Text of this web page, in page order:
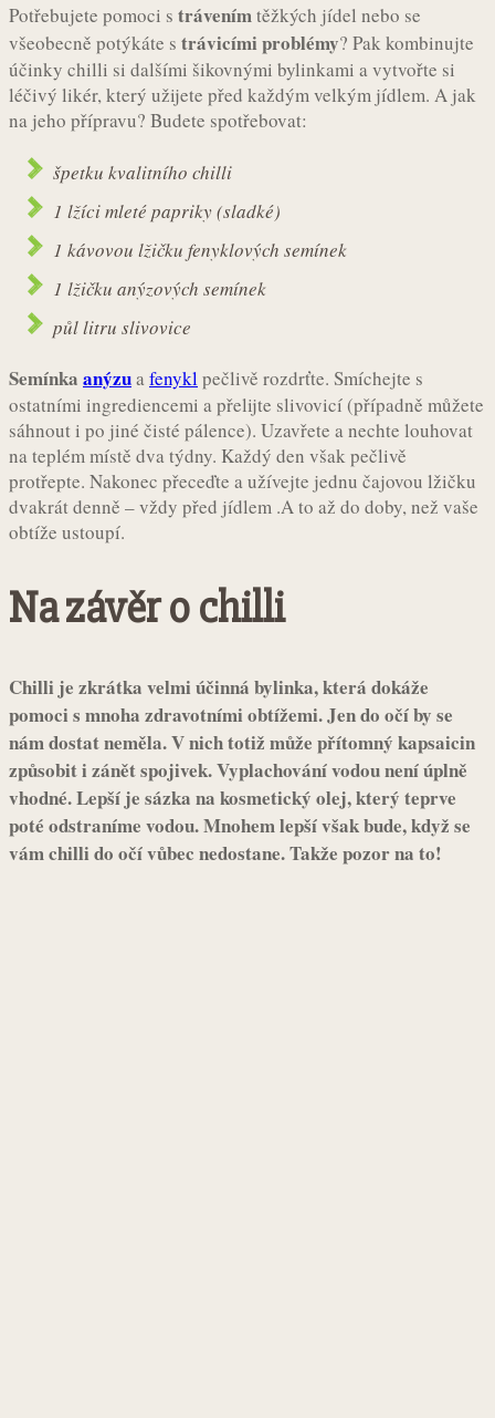
Potřebujete pomoci s trávenímtěžkých jídel nebo se
všeobecně potýkáte s trávicími problémy? Pak kombinujte
účinky chilli si dalšími šikovnými bylinkami a vytvořte si
léčivý likér, který užijete před každým velkým jídlem. A jak
na jeho přípravu? Budete spotřebovat:
špetku kvalitního chilli
1 lžíci mleté papriky (sladké)
1 kávovou lžičku fenyklových semínek
1 lžičku anýzových semínek
půl litru slivovice
Semínka anýzuafenykl pečlivě rozdrťte. Smíchejte s
ostatními ingrediencemi a přelijte slivovicí (případně můžete
sáhnout i po jiné čisté pálence). Uzavřete a nechte louhovat
na teplém místě dva týdny. Každý den však pečlivě
protřepte. Nakonec přeceďte a užívejte jednu čajovou lžičku
dvakrát denně – vždy před jídlem .A to až do doby, než vaše
obtíže ustoupí.
Na závěr o chilli
Chilli je zkrátka velmi účinná bylinka, která dokáže
pomoci s mnoha zdravotními obtížemi. Jen do očí by se
nám dostat neměla. V nich totiž může přítomný kapsaicin
způsobit i zánět spojivek. Vyplachování vodou není úplně
vhodné. Lepší je sázka na kosmetický olej, který teprve
poté odstraníme vodou. Mnohem lepší však bude, když se
vám chilli do očí vůbec nedostane. Takže pozor na to!